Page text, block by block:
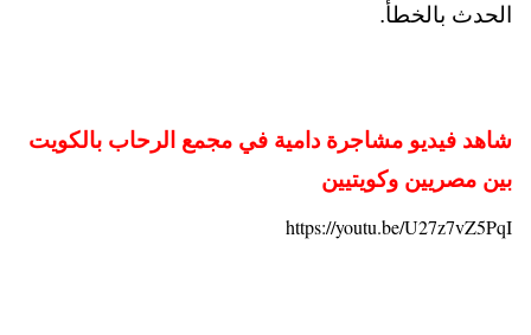
الحدث بالخطأ.
شاهد فيديو مشاجرة دامية في مجمع الرحاب بالكويت
بين مصريين وكويتيين
https://youtu.be/U27z7vZ5PqI